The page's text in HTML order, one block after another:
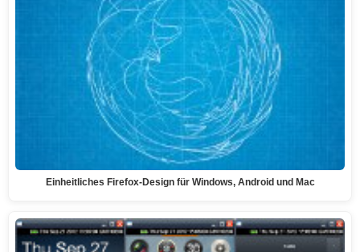
Einheitliches Firefox-Design für Windows, Android und Mac